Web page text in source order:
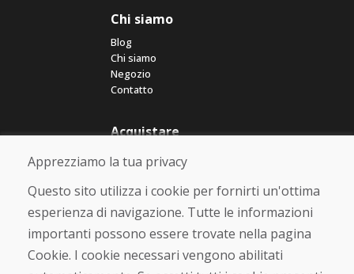
Chi siamo
Blog
Chi siamo
Negozio
Contatto
Acquistare
Negozio online
Termini e condizioni commerciali
Spedizione e pagamento
Reso e cambio merce
Protezione dei dati personali
Cookies
Apprezziamo la tua privacy
Questo sito utilizza i cookie per fornirti un'ottima
esperienza di navigazione. Tutte le informazioni
importanti possono essere trovate nella pagina
Cookie. I cookie necessari vengono abilitati